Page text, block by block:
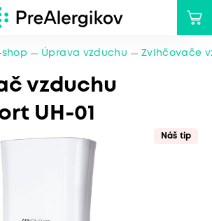
shop Úprava vzduchu Zvlhčovače
vzduchu
UH-01
Náš tip